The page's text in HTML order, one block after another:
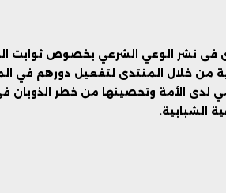
فى نشر الوعي الشرعي بخصوص ثوابت
من خلال المنتدى لتفعيل دورهم في
لدى الأمة وتحصينها من خطر الذوبان
الشبابية.